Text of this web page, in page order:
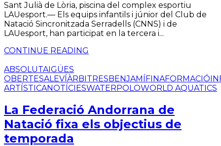
Sant Julià de Lòria, piscina del complex esportiu
LAUesport.— Els equips infantils i júnior del Club de
Natació Sincronitzada Serradells (CNNS) i de
LAUesport, han participat en la tercera i...
CONTINUE READING
ABSOLUTAIGÜES
OBERTESALEVÍÀRBITRESBENJAMÍFINAFORMACIÓ
ARTÍSTICANOTÍCIESWATERPOLOWORLD AQUATICS
La Federació Andorrana de
Natació fixa els objectius de
temporada